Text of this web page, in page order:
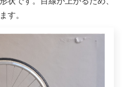
す。